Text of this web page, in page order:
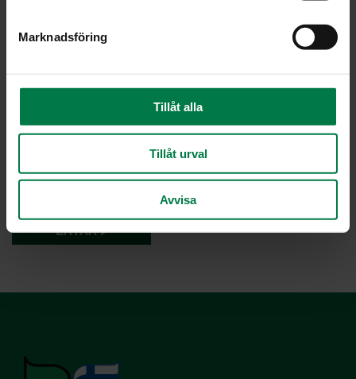
Marknadsföring
Tillåt alla
Tillåt urval
Avvisa
LATAA